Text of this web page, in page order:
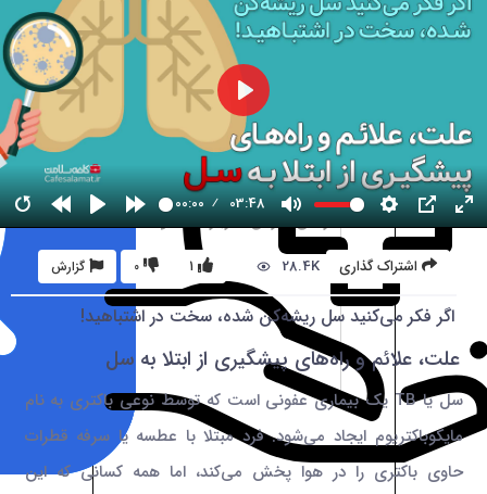
00:00 03:48
اشتراک گذاری 28.4K گزارش 0 1
اگر فکر می‌کنید سل ریشه‌کن شده، سخت در اشتباهید!
علت، علائم و راه‌های پیشگیری از ابتلا به سل
سل یا TB یک بیماری عفونی است که توسط نوعی باکتری به نام
مایکوباکتریوم ایجاد می‌شود. فرد مبتلا با عطسه یا سرفه قطرات
حاوی باکتری را در هوا پخش می‌کند، اما همه کسانی که این